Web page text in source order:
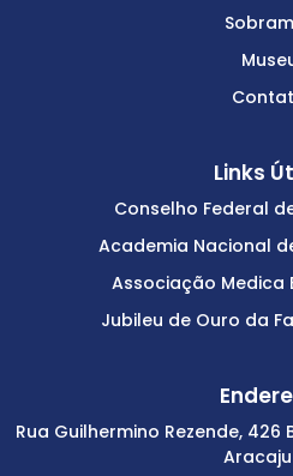
Links
Conselho Federal
Academia Nacional
Associação Medica
Jubileu de Ouro da
Rua Guilhermino Rezende,
Aracaju